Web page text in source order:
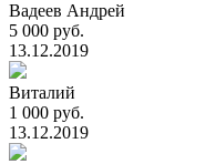
Вадеев Андрей
5 000 руб.
13.12.2019
Виталий
1 000 руб.
13.12.2019